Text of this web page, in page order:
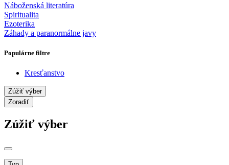
Náboženská literatúra
Spiritualita
Ezoterika
Záhady a paranormálne javy
Populárne filtre
Kresťanstvo
Zúžiť výber
Zoradiť
Zúžiť výber